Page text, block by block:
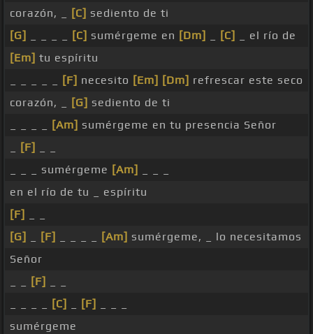
corazón, _ [C] sediento de ti
[G]
[C] sumérgeme en [Dm] [C]
_ el río de
[Em] tu espíritu
[F] necesito [Em] [Dm] refrescar este seco
corazón, _
[G] sediento de ti
[Am] sumérgeme en tu presencia Señor
[F]
_ _ _ sumérgeme [Am]
en el río de tu _ espíritu
[F]
[G]
[F] [Am] sumérgeme, _ lo necesitamos
Señor
[F]
[C] [F]
sumérgeme